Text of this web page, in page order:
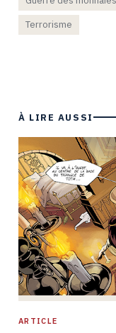
Terrorisme
À LIRE AUSSI
ARTICLE